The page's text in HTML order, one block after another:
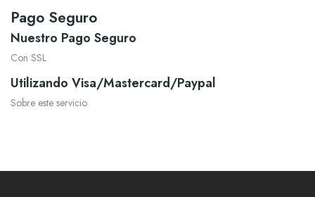
Pago Seguro
Nuestro Pago Seguro
Con SSL
Utilizando Visa/Mastercard/Paypal
Sobre este servicio